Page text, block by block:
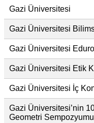
Gazi Üniversitesi
Gazi Üniversitesi
Gazi Üniversitesi
Gazi Üniversitesi Etik
Gazi Üniversitesi İç
Gazi Üniversitesi’nin
Geometri Sempozyumu